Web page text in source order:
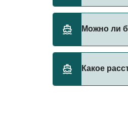
Можно ли
правилами
Какое